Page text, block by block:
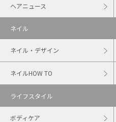
ヘアニュース
ネイル
ネイル・デザイン
ネイルHOW TO
ライフスタイル
ボディケア